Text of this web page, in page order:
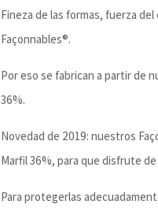
Fineza de las formas, fuerza
Façonnables®.
Por eso se fabrican a partir de
36%.
Novedad de 2019: nuestros
Marfil 36%, para que disfrute
Para protegerlas